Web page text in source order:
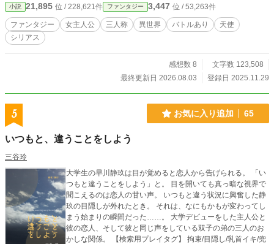
小説 21,895 位 / 228,621件 ファンタジー 3,447 位 / 53,263件
ファンタジー 女主人公 三人称 異世界 バトルあり
天使
シリアス
感想数 8
文字数 123,508
最終更新日 2026.08.03
登録日 2025.11.29
5 お気に入り追加 65
いつもと、違うことをしよう
三谷玲
大学生の早川静玖は目が覚めると恋人から告げられる。 「い
つもと違うことをしよう」と。 目を開いても真っ暗な視界で
聞こえるのは恋人の甘い声。 いつもと違う状況に興奮した静
玖の目隠しが外れたとき。 それは、なにもかもが変わってし
まう始まりの瞬間だった……。 大学デビューをした主人公と
彼の恋人、そして彼と同じ声をしている双子の弟の三人のお
かしな関係。 【検索用プレイタグ】 拘束/目隠し/乳首イキ/兜